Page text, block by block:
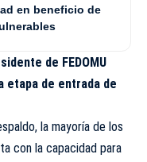
en beneficio de
de FEDOMU
etapa de entrada de
la mayoría de los
con la capacidad para